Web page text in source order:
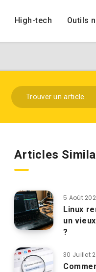
High-tech Outils
Articles
5 Août
Linux
un
?
30 Juillet